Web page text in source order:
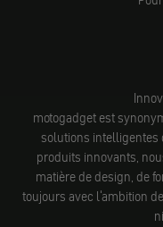
motogadget est
solutions intelligentes
produits innovants,
matière de design, de
toujours avec l'ambition